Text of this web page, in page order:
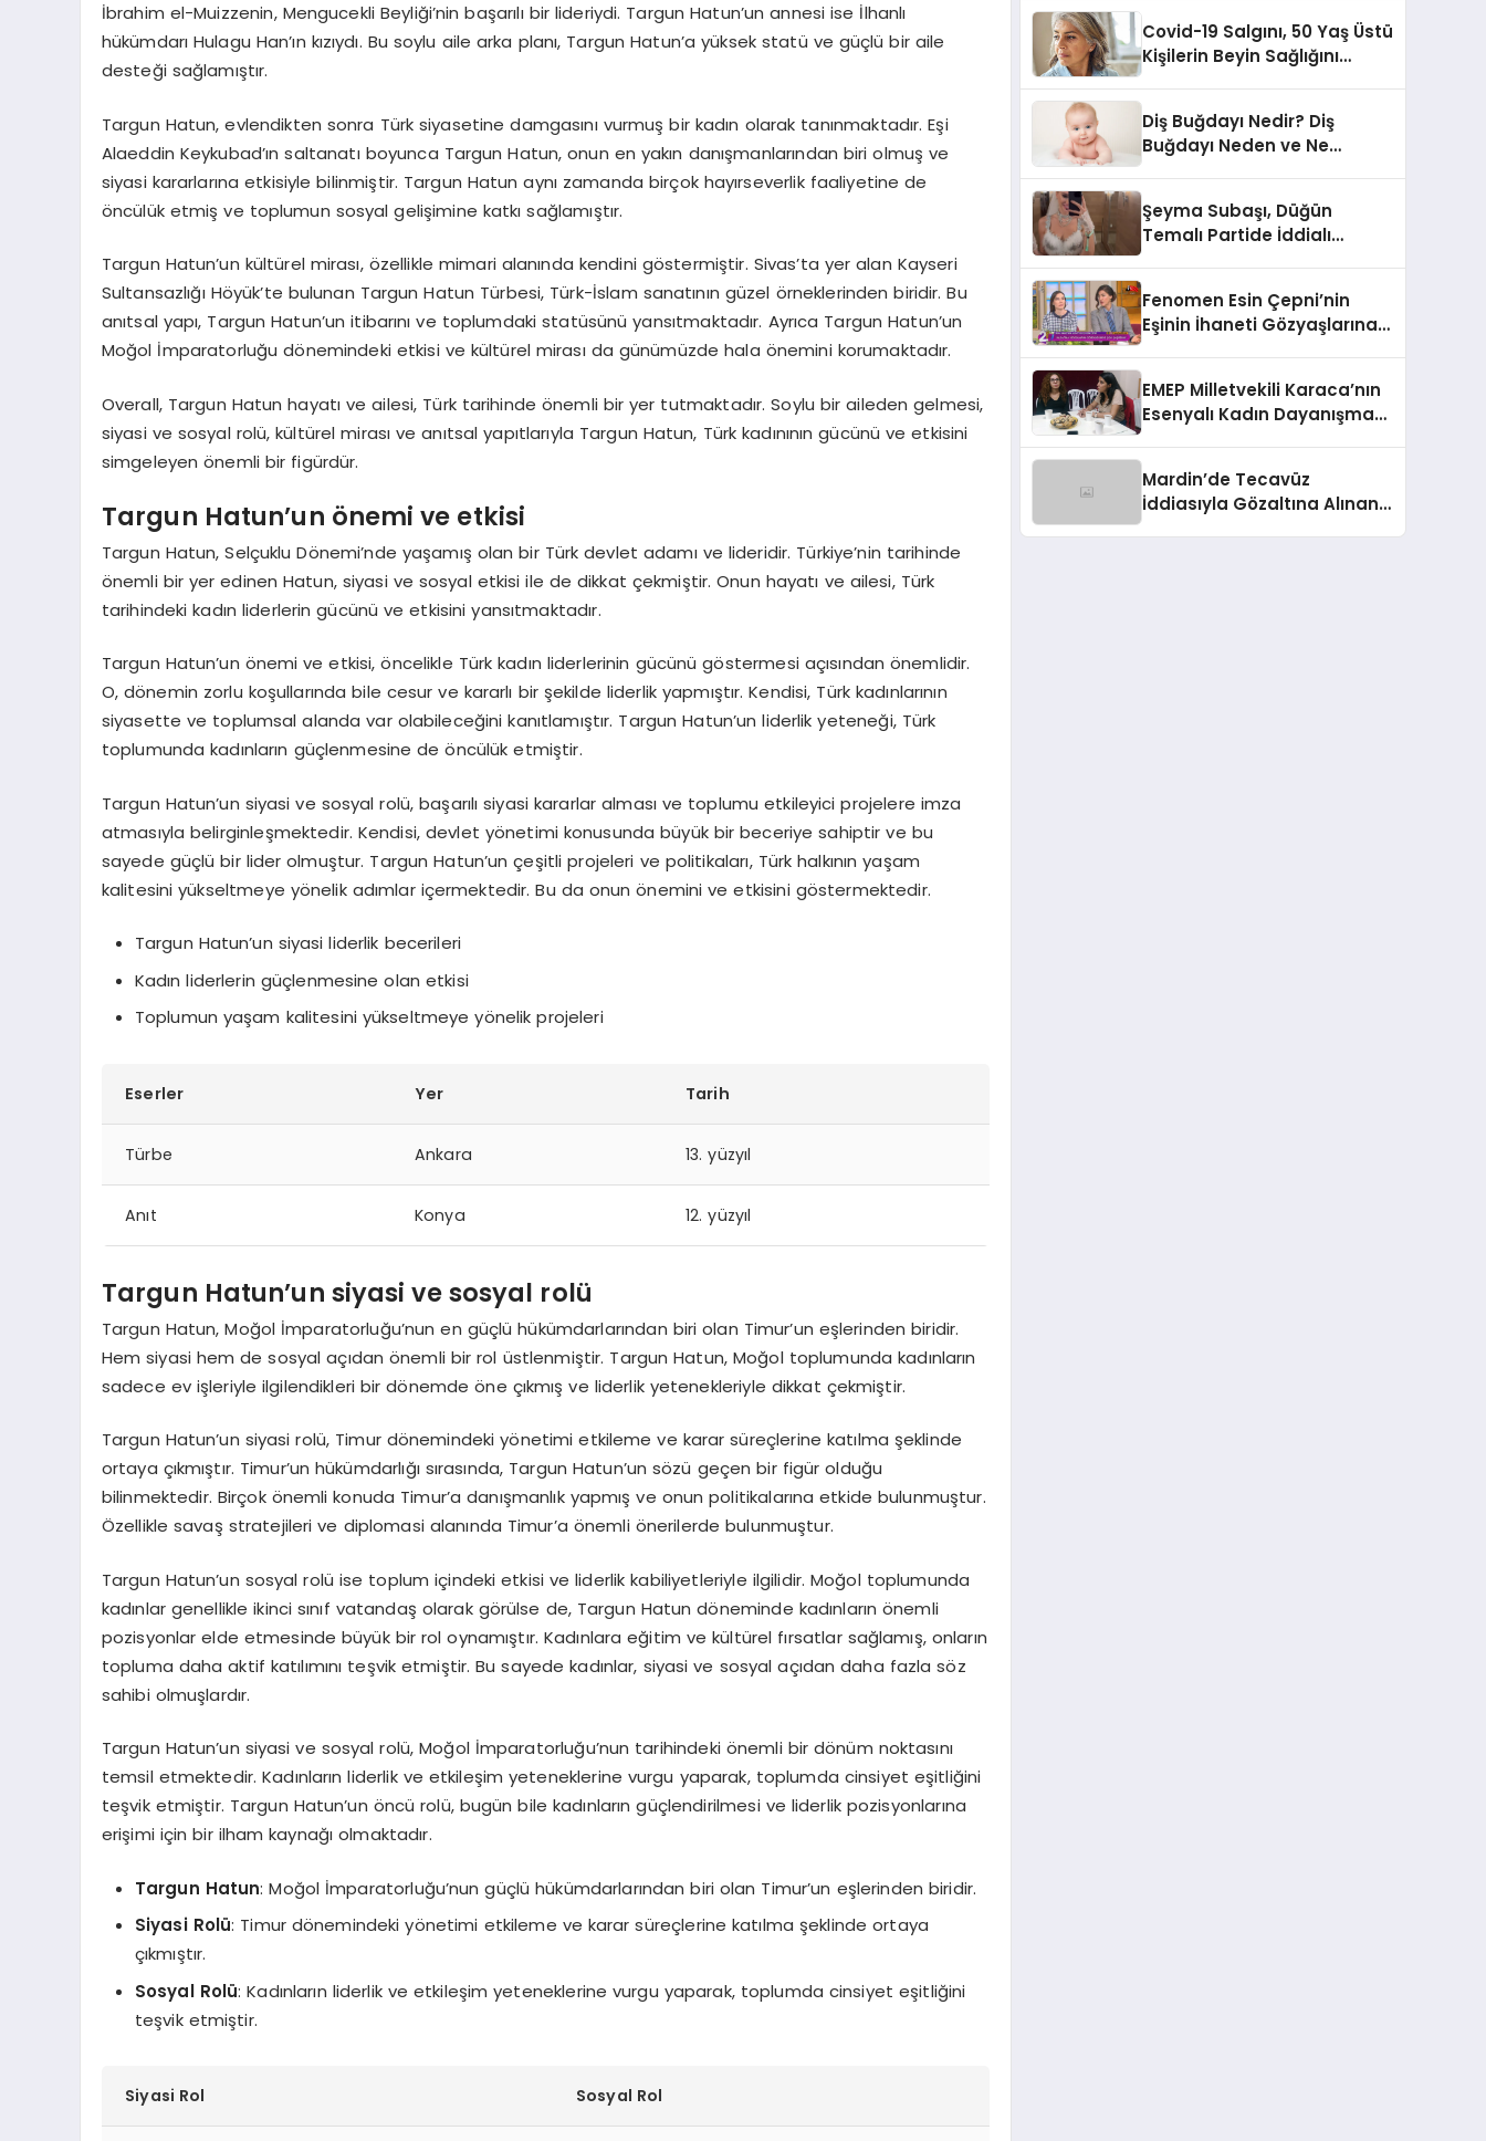
İbrahim el-Muizzenin, Mengucekli Beyliği’nin başarılı bir lideriydi. Targun Hatun’un annesi ise İlhanlı
hükümdarı Hulagu Han’ın kızıydı. Bu soylu aile arka planı, Targun Hatun’a yüksek statü ve güçlü bir aile
desteği sağlamıştır.
Targun Hatun, evlendikten sonra Türk siyasetine damgasını vurmuş bir kadın olarak tanınmaktadır. Eşi
Alaeddin Keykubad’ın saltanatı boyunca Targun Hatun, onun en yakın danışmanlarından biri olmuş ve
siyasi kararlarına etkisiyle bilinmiştir. Targun Hatun aynı zamanda birçok hayırseverlik faaliyetine de
öncülük etmiş ve toplumun sosyal gelişimine katkı sağlamıştır.
Targun Hatun’un kültürel mirası, özellikle mimari alanında kendini göstermiştir. Sivas’ta yer alan Kayseri
Sultansazlığı Höyük’te bulunan Targun Hatun Türbesi, Türk-İslam sanatının güzel örneklerinden biridir. Bu
anıtsal yapı, Targun Hatun’un itibarını ve toplumdaki statüsünü yansıtmaktadır. Ayrıca Targun Hatun’un
Moğol İmparatorluğu dönemindeki etkisi ve kültürel mirası da günümüzde hala önemini korumaktadır.
Overall, Targun Hatun hayatı ve ailesi, Türk tarihinde önemli bir yer tutmaktadır. Soylu bir aileden gelmesi,
siyasi ve sosyal rolü, kültürel mirası ve anıtsal yapıtlarıyla Targun Hatun, Türk kadınının gücünü ve etkisini
simgeleyen önemli bir figürdür.
Targun Hatun’un önemi ve etkisi
Targun Hatun, Selçuklu Dönemi’nde yaşamış olan bir Türk devlet adamı ve lideridir. Türkiye’nin tarihinde
önemli bir yer edinen Hatun, siyasi ve sosyal etkisi ile de dikkat çekmiştir. Onun hayatı ve ailesi, Türk
tarihindeki kadın liderlerin gücünü ve etkisini yansıtmaktadır.
Targun Hatun’un önemi ve etkisi, öncelikle Türk kadın liderlerinin gücünü göstermesi açısından önemlidir.
O, dönemin zorlu koşullarında bile cesur ve kararlı bir şekilde liderlik yapmıştır. Kendisi, Türk kadınlarının
siyasette ve toplumsal alanda var olabileceğini kanıtlamıştır. Targun Hatun’un liderlik yeteneği, Türk
toplumunda kadınların güçlenmesine de öncülük etmiştir.
Targun Hatun’un siyasi ve sosyal rolü, başarılı siyasi kararlar alması ve toplumu etkileyici projelere imza
atmasıyla belirginleşmektedir. Kendisi, devlet yönetimi konusunda büyük bir beceriye sahiptir ve bu
sayede güçlü bir lider olmuştur. Targun Hatun’un çeşitli projeleri ve politikaları, Türk halkının yaşam
kalitesini yükseltmeye yönelik adımlar içermektedir. Bu da onun önemini ve etkisini göstermektedir.
Targun Hatun’un siyasi liderlik becerileri
Kadın liderlerin güçlenmesine olan etkisi
Toplumun yaşam kalitesini yükseltmeye yönelik projeleri
Eserler Yer Tarih
Türbe Ankara 13. yüzyıl
Anıt Konya 12. yüzyıl
Targun Hatun’un siyasi ve sosyal rolü
Targun Hatun, Moğol İmparatorluğu’nun en güçlü hükümdarlarından biri olan Timur’un eşlerinden biridir.
Hem siyasi hem de sosyal açıdan önemli bir rol üstlenmiştir. Targun Hatun, Moğol toplumunda kadınların
sadece ev işleriyle ilgilendikleri bir dönemde öne çıkmış ve liderlik yetenekleriyle dikkat çekmiştir.
Targun Hatun’un siyasi rolü, Timur dönemindeki yönetimi etkileme ve karar süreçlerine katılma şeklinde
ortaya çıkmıştır. Timur’un hükümdarlığı sırasında, Targun Hatun’un sözü geçen bir figür olduğu
bilinmektedir. Birçok önemli konuda Timur’a danışmanlık yapmış ve onun politikalarına etkide bulunmuştur.
Özellikle savaş stratejileri ve diplomasi alanında Timur’a önemli önerilerde bulunmuştur.
Targun Hatun’un sosyal rolü ise toplum içindeki etkisi ve liderlik kabiliyetleriyle ilgilidir. Moğol toplumunda
kadınlar genellikle ikinci sınıf vatandaş olarak görülse de, Targun Hatun döneminde kadınların önemli
pozisyonlar elde etmesinde büyük bir rol oynamıştır. Kadınlara eğitim ve kültürel fırsatlar sağlamış, onların
topluma daha aktif katılımını teşvik etmiştir. Bu sayede kadınlar, siyasi ve sosyal açıdan daha fazla söz
sahibi olmuşlardır.
Targun Hatun’un siyasi ve sosyal rolü, Moğol İmparatorluğu’nun tarihindeki önemli bir dönüm noktasını
temsil etmektedir. Kadınların liderlik ve etkileşim yeteneklerine vurgu yaparak, toplumda cinsiyet eşitliğini
teşvik etmiştir. Targun Hatun’un öncü rolü, bugün bile kadınların güçlendirilmesi ve liderlik pozisyonlarına
erişimi için bir ilham kaynağı olmaktadır.
Targun Hatun: Moğol İmparatorluğu’nun güçlü hükümdarlarından biri olan Timur’un eşlerinden biridir.
Siyasi Rolü: Timur dönemindeki yönetimi etkileme ve karar süreçlerine katılma şeklinde ortaya
çıkmıştır.
Sosyal Rolü: Kadınların liderlik ve etkileşim yeteneklerine vurgu yaparak, toplumda cinsiyet eşitliğini
teşvik etmiştir.
Siyasi Rol Sosyal Rol
Covid-19 Salgını, 50 Yaş Üstü
Kişilerin Beyin Sağlığını
Diş Buğdayı Nedir? Diş
Buğdayı Neden ve Ne
Şeyma Subaşı, Düğün
Temalı Partide İddialı
Fenomen Esin Çepni’nin
Eşinin İhaneti Gözyaşlarına
EMEP Milletvekili Karaca’nın
Esenyalı Kadın Dayanışma
Mardin’de Tecavüz
İddiasıyla Gözaltına Alınan 3